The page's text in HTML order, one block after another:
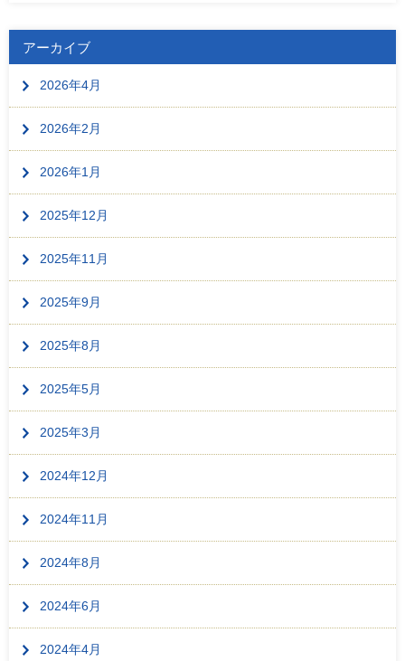
アーカイブ
2026年4月
2026年2月
2026年1月
2025年12月
2025年11月
2025年9月
2025年8月
2025年5月
2025年3月
2024年12月
2024年11月
2024年8月
2024年6月
2024年4月